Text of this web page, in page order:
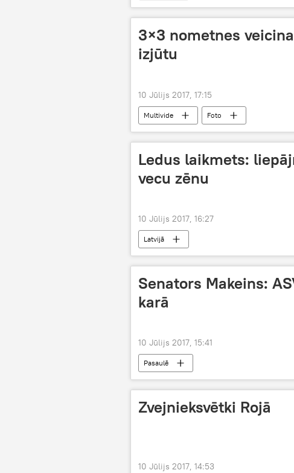
3×3 nometnes
izjūtu
10 Jūlijs 2017, 17:15
Multivide Foto
Ledus laikmets:
vecu zēnu
10 Jūlijs 2017, 16:27
Latvijā
Senators Makeins:
karā
10 Jūlijs 2017, 15:41
Pasaulē
Zvejnieksvētki Rojā
10 Jūlijs 2017, 14:53